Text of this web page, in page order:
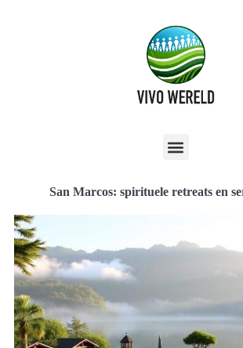
San Marcos: spirituele retreats en